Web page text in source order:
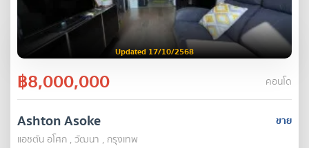
Updated 17/10/2568
฿8,000,000 คอนโด
ขาย
Ashton Asoke
แอชตัน อโศก , วัฒนา , กรุงเทพ